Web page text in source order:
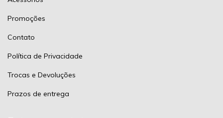
Promoções
Contato
Política de Privacidade
Trocas e Devoluções
Prazos de entrega